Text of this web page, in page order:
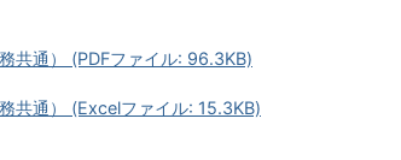
共通） (PDFファイル: 96.3KB)
共通） (Excelファイル: 15.3KB)